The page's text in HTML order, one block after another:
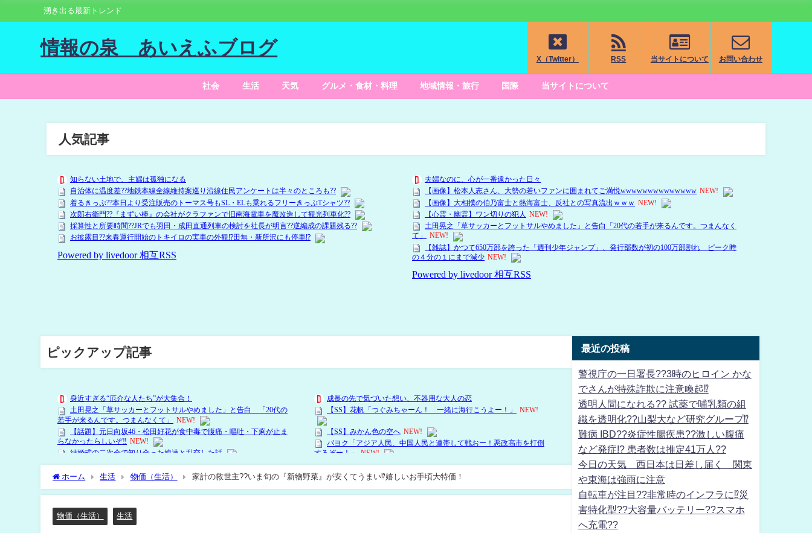
湧き出る最新トレンド
情報の泉 あいえふブログ
X（Twitter） RSS 当サイトについて お問い合わせ
社会 生活 天気 グルメ・食材・料理 地域情報・旅行 国際 当サイトについて
人気記事
ピックアップ記事
ホーム 生活 物価（生活） 家計の救世主??いま旬の『新物野菜』が安くてうまい⁉嬉しいお手頃大特価！
物価（生活） 生活
最近の投稿
警視庁の一日署長??3時のヒロイン かな
でさんが特殊詐欺に注意喚起⁉
透明人間になれる?? 試薬で哺乳類の組
織を透明化??山梨大など研究グループ⁉
難病 IBD??炎症性腸疾患??激しい腹痛
など発症!? 患者数は推定41万人??
今日の天気 西日本は日差し届く 関東
や東海は強雨に注意
自転車が注目??非常時のインフラに⁉災
害特化型??大容量バッテリー??スマホ
へ充電??